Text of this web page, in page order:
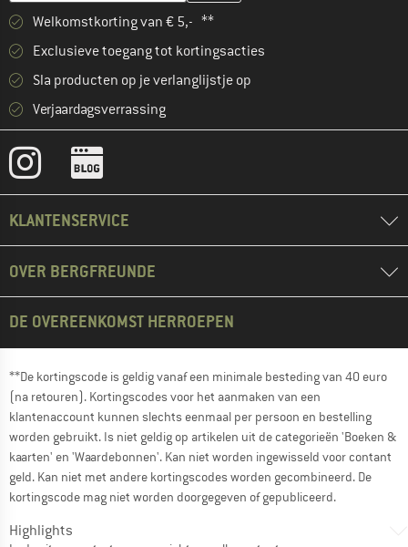
Welkomstkorting van € 5,- **
Exclusieve toegang tot kortingsacties
Sla producten op je verlanglijstje op
Verjaardagsverrassing
KLANTENSERVICE
OVER BERGFREUNDE
DE OVEREENKOMST HERROEPEN
**De kortingscode is geldig vanaf een minimale besteding van 40 euro
(na retouren). Kortingscodes voor het aanmaken van een
klantenaccount kunnen slechts eenmaal per persoon en bestelling
worden gebruikt. Is niet geldig op artikelen uit de categorieën 'Boeken &
kaarten' en 'Waardebonnen'. Kan niet worden ingewisseld voor contant
geld. Kan niet met andere kortingscodes worden gecombineerd. De
kortingscode mag niet worden doorgegeven of gepubliceerd.
Highlights